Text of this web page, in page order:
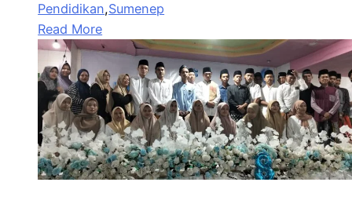
Pendidikan,Sumenep
Read More